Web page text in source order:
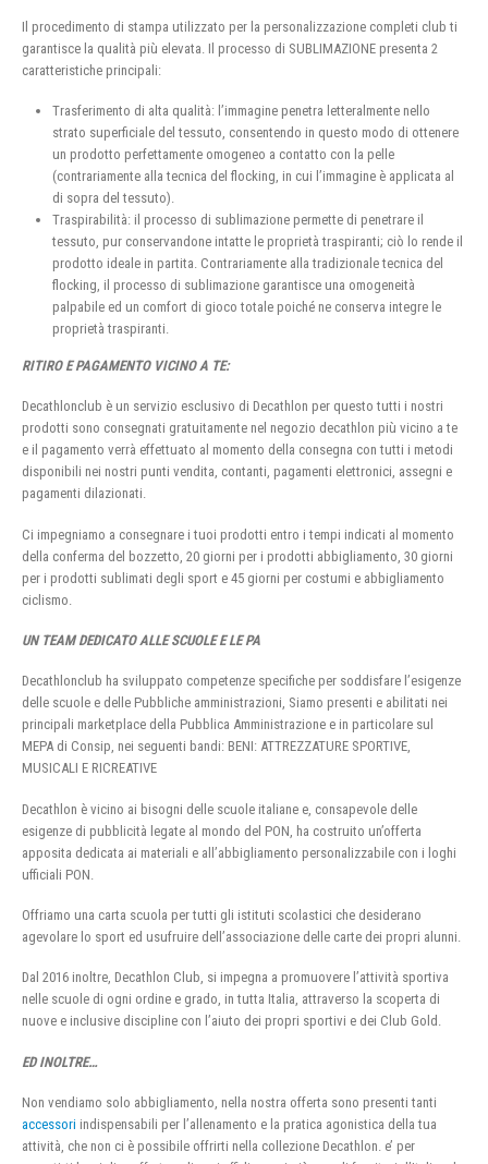
Il procedimento di stampa utilizzato per la personalizzazione completi club ti
garantisce la qualità più elevata. Il processo di SUBLIMAZIONE presenta 2
caratteristiche principali:
Trasferimento di alta qualità: l’immagine penetra letteralmente nello
strato superficiale del tessuto, consentendo in questo modo di ottenere
un prodotto perfettamente omogeneo a contatto con la pelle
(contrariamente alla tecnica del flocking, in cui l’immagine è applicata al
di sopra del tessuto).
Traspirabilità: il processo di sublimazione permette di penetrare il
tessuto, pur conservandone intatte le proprietà traspiranti; ciò lo rende il
prodotto ideale in partita. Contrariamente alla tradizionale tecnica del
flocking, il processo di sublimazione garantisce una omogeneità
palpabile ed un comfort di gioco totale poiché ne conserva integre le
proprietà traspiranti.
RITIRO E PAGAMENTO VICINO A TE:
Decathlonclub è un servizio esclusivo di Decathlon per questo tutti i nostri
prodotti sono consegnati gratuitamente nel negozio decathlon più vicino a te
e il pagamento verrà effettuato al momento della consegna con tutti i metodi
disponibili nei nostri punti vendita, contanti, pagamenti elettronici, assegni e
pagamenti dilazionati.
Ci impegniamo a consegnare i tuoi prodotti entro i tempi indicati al momento
della conferma del bozzetto, 20 giorni per i prodotti abbigliamento, 30 giorni
per i prodotti sublimati degli sport e 45 giorni per costumi e abbigliamento
ciclismo.
UN TEAM DEDICATO ALLE SCUOLE E LE PA
Decathlonclub ha sviluppato competenze specifiche per soddisfare l’esigenze
delle scuole e delle Pubbliche amministrazioni, Siamo presenti e abilitati nei
principali marketplace della Pubblica Amministrazione e in particolare sul
MEPA di Consip, nei seguenti bandi: BENI: ATTREZZATURE SPORTIVE,
MUSICALI E RICREATIVE
Decathlon è vicino ai bisogni delle scuole italiane e, consapevole delle
esigenze di pubblicità legate al mondo del PON, ha costruito un’offerta
apposita dedicata ai materiali e all’abbigliamento personalizzabile con i loghi
ufficiali PON.
Offriamo una carta scuola per tutti gli istituti scolastici che desiderano
agevolare lo sport ed usufruire dell’associazione delle carte dei propri alunni.
Dal 2016 inoltre, Decathlon Club, si impegna a promuovere l’attività sportiva
nelle scuole di ogni ordine e grado, in tutta Italia, attraverso la scoperta di
nuove e inclusive discipline con l’aiuto dei propri sportivi e dei Club Gold.
ED INOLTRE…
Non vendiamo solo abbigliamento, nella nostra offerta sono presenti tanti
accessori indispensabili per l’allenamento e la pratica agonistica della tua
attività, che non ci è possibile offrirti nella collezione Decathlon. e’ per